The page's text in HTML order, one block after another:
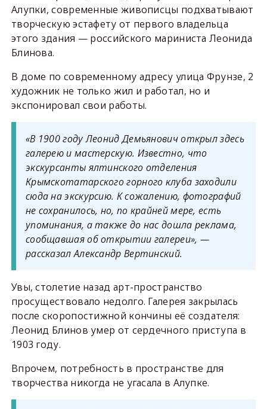
Алупки, современные живописцы подхватывают
творческую эстафету от первого владельца
этого здания — российского мариниста Леонида
Блинова.
В доме по современному адресу улица Фрунзе, 2
художник не только жил и работал, но и
экспонировал свои работы.
«В 1900 году Леонид Демьянович открыл здесь
галерею и мастерскую. Известно, что
экскурсанты ялтинского отделения
Крымскотатарского горного клуба заходили
сюда на экскурсию. К сожалению, фотографий
не сохранилось, но, по крайней мере, есть
упоминания, а также до нас дошла реклама,
сообщавшая об открытии галереи», —
рассказал Александр Вертинский.
Увы, столетие назад арт-пространство
просуществовало недолго. Галерея закрылась
после скоропостижной кончины её создателя:
Леонид Блинов умер от сердечного приступа в
1903 году.
Впрочем, потребность в пространстве для
творчества никогда не угасала в Алупке.